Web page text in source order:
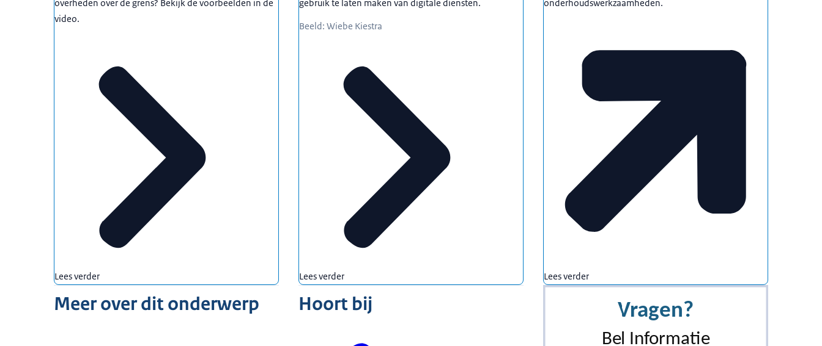
overheden over de grens? Bekijk de voorbeelden in de
video.
Lees verder
gebruik te laten maken van digitale diensten.
Beeld: Wiebe Kiestra
Lees verder
onderhoudswerkzaamheden.
Lees verder
Meer over dit onderwerp Hoort bij